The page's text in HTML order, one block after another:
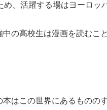
、活躍する場はヨーロッ
の高校生は漫画を読むこ
はこの世界にあるものの